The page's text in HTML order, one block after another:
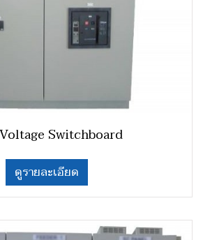
Switchboard
ดูรายละเอียด